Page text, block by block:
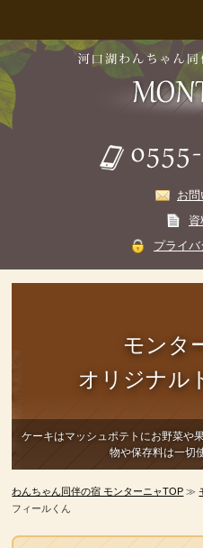
お
プライ
モンタ
オリジナル
ケーキはマッシュポテトにお野菜や
物や保存料は一切
わんちゃん同伴の宿 モンターニャTOP ≫
フィールくん